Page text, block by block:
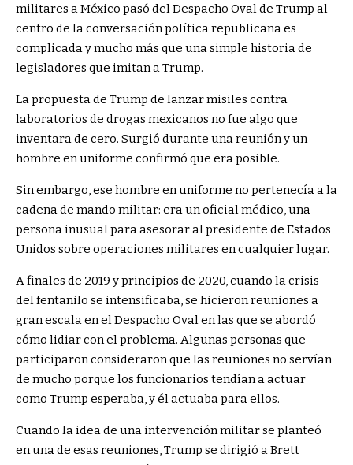
militares a México pasó del Despacho Oval de Trump al
centro de la conversación política republicana es
complicada y mucho más que una simple historia de
legisladores que imitan a Trump.
La propuesta de Trump de lanzar misiles contra
laboratorios de drogas mexicanos no fue algo que
inventara de cero. Surgió durante una reunión y un
hombre en uniforme confirmó que era posible.
Sin embargo, ese hombre en uniforme no pertenecía a la
cadena de mando militar: era un oficial médico, una
persona inusual para asesorar al presidente de Estados
Unidos sobre operaciones militares en cualquier lugar.
A finales de 2019 y principios de 2020, cuando la crisis
del fentanilo se intensificaba, se hicieron reuniones a
gran escala en el Despacho Oval en las que se abordó
cómo lidiar con el problema. Algunas personas que
participaron consideraron que las reuniones no servían
de mucho porque los funcionarios tendían a actuar
como Trump esperaba, y él actuaba para ellos.
Cuando la idea de una intervención militar se planteó
en una de esas reuniones, Trump se dirigió a Brett